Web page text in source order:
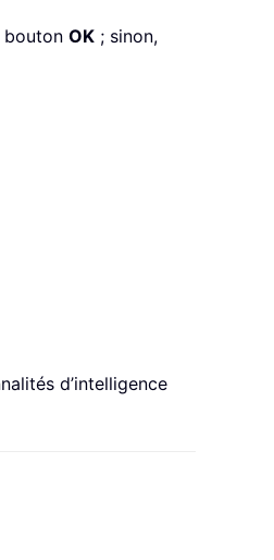
bouton OK ; sinon,
d’intelligence